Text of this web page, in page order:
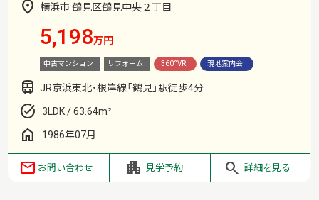
横浜市 鶴見区鶴見中央２丁目
5,198万円
中古マンション リフォーム 360°VR 現地案内会
JR京浜東北・根岸線「鶴見」駅徒歩4分
3LDK / 63.64m²
1986年07月
お問い合わせ 見学予約 詳細を見る